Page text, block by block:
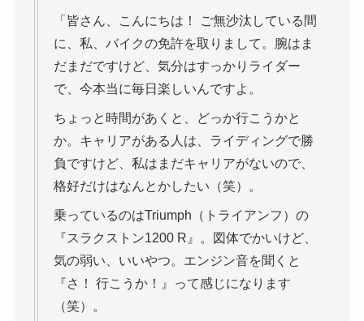
「皆さん、こんにちは！ ご無沙汰している間
に、私、バイクの免許を取りまして。腕はま
だまだですけど、気分はすっかりライダー
で、今本当に毎日楽しいんですよ。
ちょっと時間があくと、どっか行こうかと
か。キャリアがある人は、ライディングで勝
負ですけど、私はまだキャリアがないので、
格好だけはなんとかしたい（笑）。
乗っているのはTriumph（トライアンフ）の
『スラクストン1200 R』。図体でかいけど、
気の弱い、いいやつ。エンジン音を聞くと
『さ！ 行こうか！』って感じになります
（笑）。